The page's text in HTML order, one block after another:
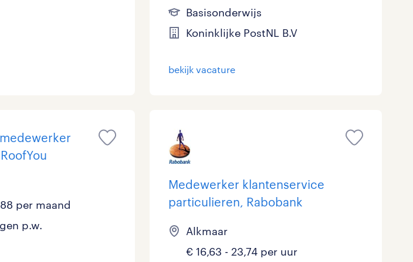
Basisonderwijs
Koninklijke PostNL B.V
bekijk vacature
per maand
p.w.
Medewerker klantenservice
particulieren, Rabobank
Alkmaar
€ 16,63 - 23,74 per uur